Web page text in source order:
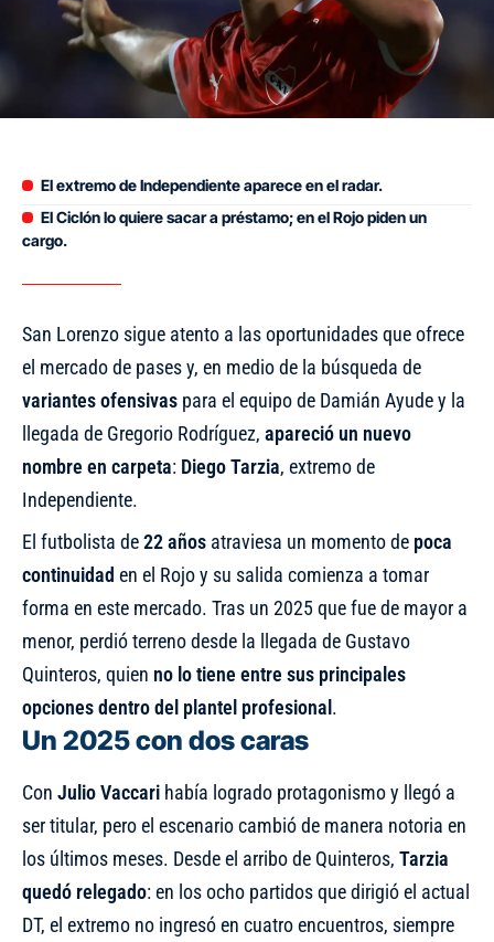
El extremo de Independiente aparece en el radar.
El Ciclón lo quiere sacar a préstamo; en el Rojo piden un
cargo.
San Lorenzo sigue atento a las oportunidades que ofrece
el mercado de pases y, en medio de la búsqueda de
variantes ofensivas para el equipo de Damián Ayude y la
llegada de Gregorio Rodríguez, apareció un nuevo
nombre en carpeta: Diego Tarzia, extremo de
Independiente.
El futbolista de22 años atraviesa un momento de poca
continuidad en el Rojo y su salida comienza a tomar
forma en este mercado. Tras un 2025 que fue de mayor a
menor, perdió terreno desde la llegada de Gustavo
Quinteros, quien no lo tiene entre sus principales
opciones dentro del plantel profesional .
Un 2025 con dos caras
Con Julio Vaccari había logrado protagonismo y llegó a
ser titular, pero el escenario cambió de manera notoria en
los últimos meses. Desde el arribo de Quinteros, Tarzia
quedó relegado: en los ocho partidos que dirigió el actual
DT, el extremo no ingresó en cuatro encuentros, siempre